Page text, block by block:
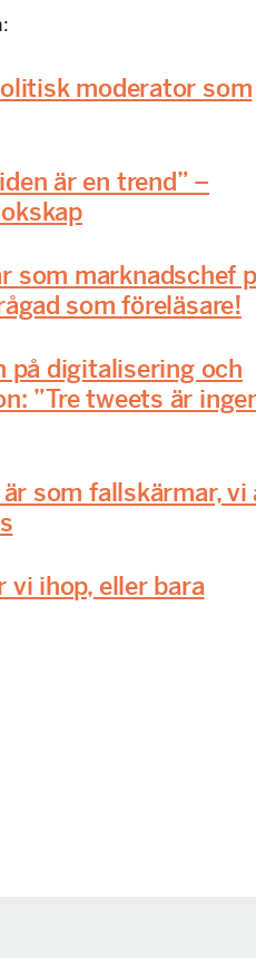
moderator som
är en trend” –
som marknadschef
som föreläsare!
på digitalisering och
”Tre tweets är
som fallskärmar, vi
vi ihop, eller bara